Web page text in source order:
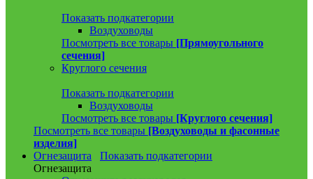
Показать подкатегории
Воздуховоды
Посмотреть все товары [Прямоугольного
сечения]
Круглого сечения
Показать подкатегории
Воздуховоды
Посмотреть все товары [Круглого сечения]
Посмотреть все товары [Воздуховоды и фасонные
изделия]
Огнезащита
Показать подкатегории
Огнезащита